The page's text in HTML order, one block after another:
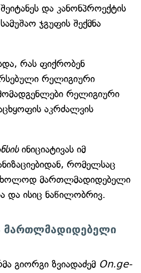
და კანონპროექტის
ჯგუფის შექმნა
რას ფიქრობენ
რელიგიური
რელიგიური
აკრძალვის
ინიციატივას იმ
რომელსაც
მართლმადიდებელი
და ისიც ნაწილობრივ.
მართლმადიდებელი
გიორგი ზვიადაძემ On.ge-